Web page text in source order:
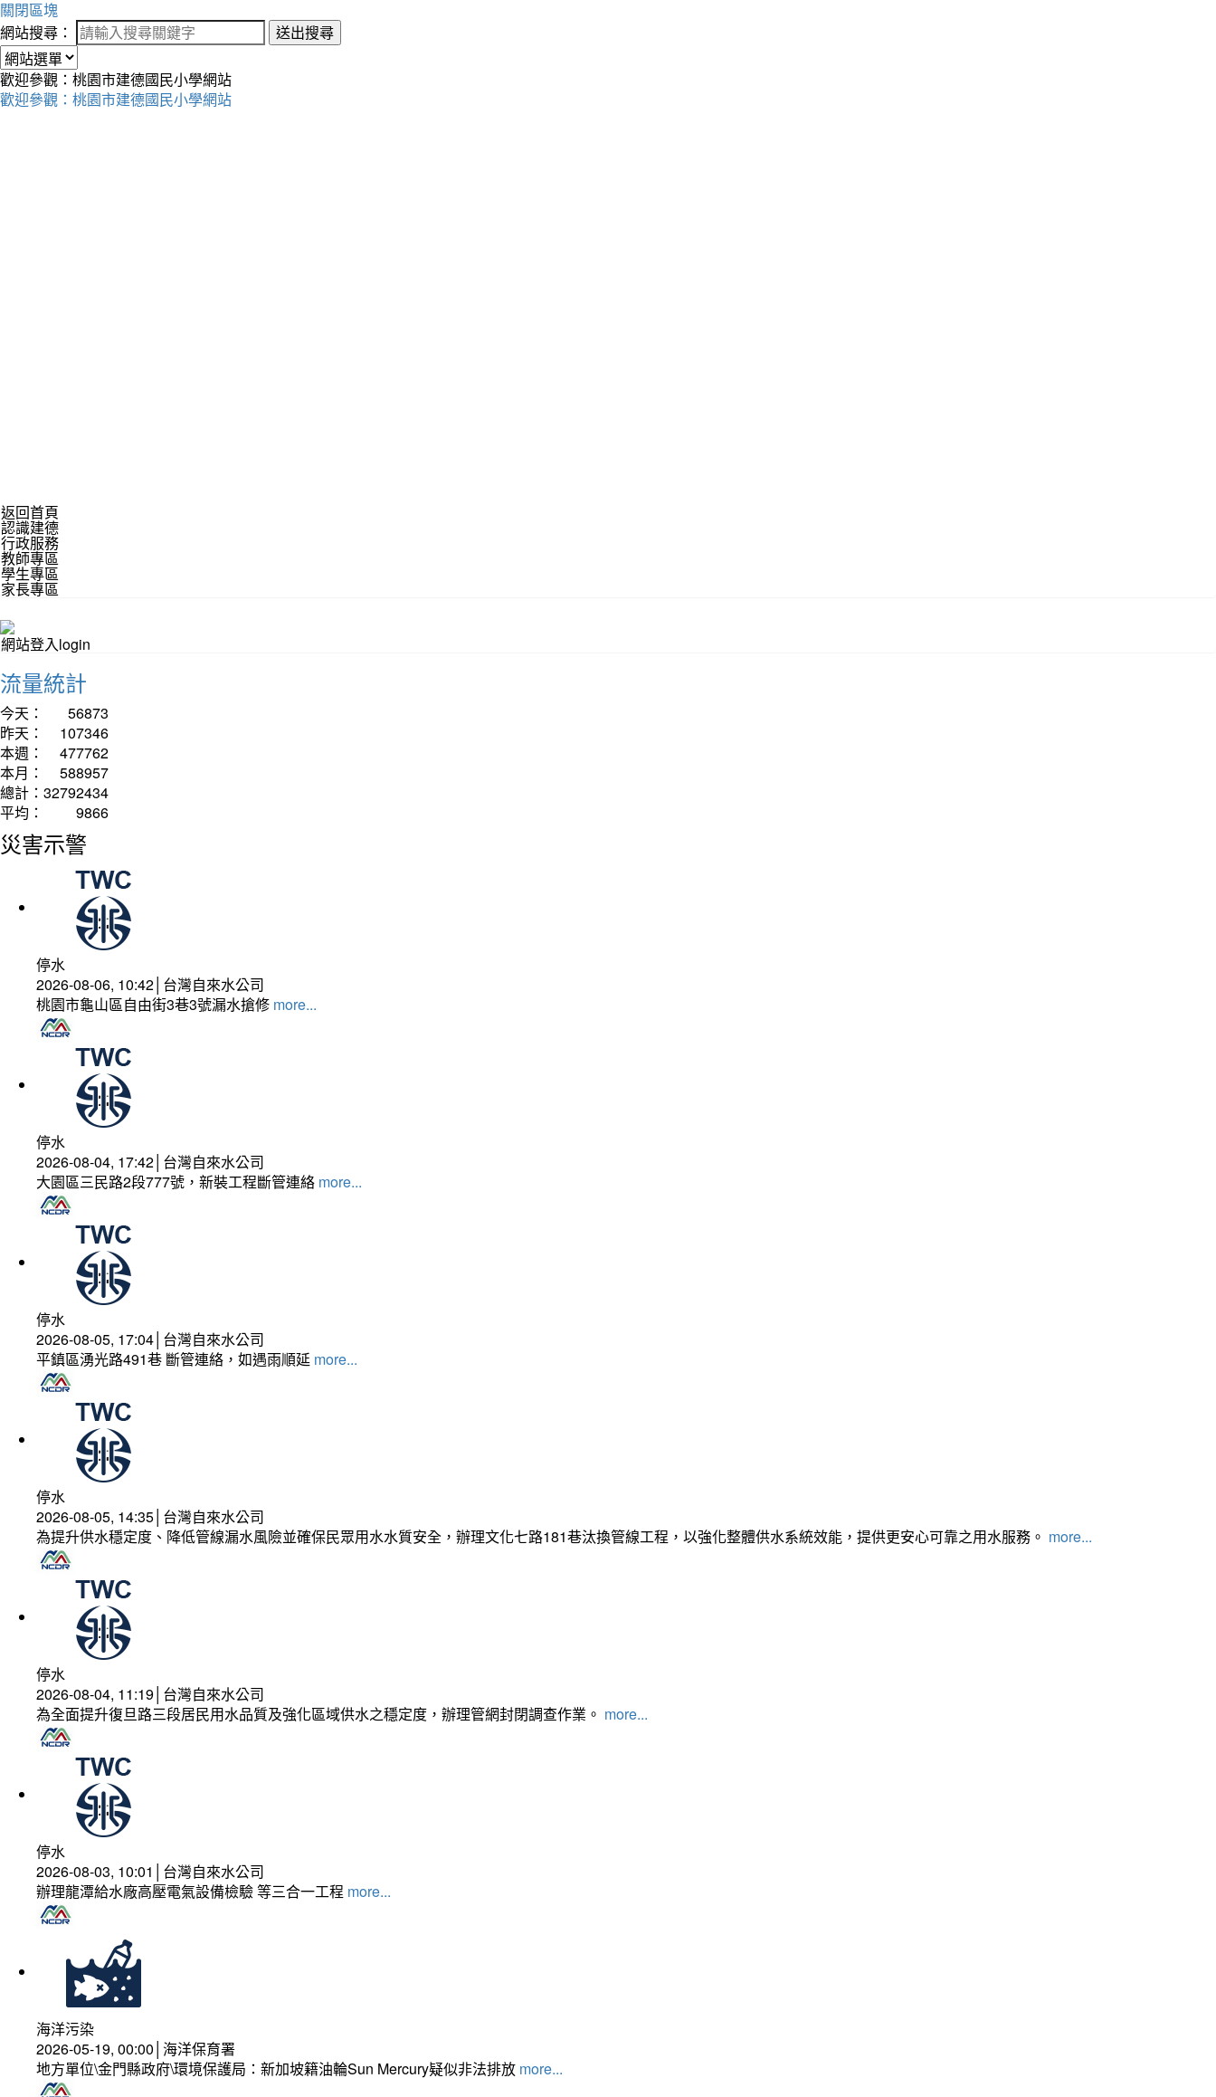
關閉區塊
網站搜尋：
送出搜尋
歡迎參觀：桃園市建德國民小學網站
歡迎參觀：桃園市建德國民小學網站
返回首頁
認識建德
行政服務
教師專區
學生專區
家長專區
網站登入login
流量統計
今天：
56873
昨天：
107346
本週：
477762
本月：
588957
總計： 32792434
平均：
9866
災害示警
停水
2026-08-06, 10:42│台灣自來水公司
桃園市龜山區自由街3巷3號漏水搶修 more...
停水
2026-08-04, 17:42│台灣自來水公司
大園區三民路2段777號，新裝工程斷管連絡 more...
停水
2026-08-05, 17:04│台灣自來水公司
平鎮區湧光路491巷 斷管連絡，如遇雨順延 more...
停水
2026-08-05, 14:35│台灣自來水公司
為提升供水穩定度、降低管線漏水風險並確保民眾用水水質安全，辦理文化七路181巷汰換管線工程，以強化整體供水系統效能，提供更安心可靠之用水服務。 more...
停水
2026-08-04, 11:19│台灣自來水公司
為全面提升復旦路三段居民用水品質及強化區域供水之穩定度，辦理管網封閉調查作業。 more...
停水
2026-08-03, 10:01│台灣自來水公司
辦理龍潭給水廠高壓電氣設備檢驗 等三合一工程 more...
海洋污染
2026-05-19, 00:00│海洋保育署
地方單位\金門縣政府\環境保護局：新加坡籍油輪Sun Mercury疑似非法排放 more...